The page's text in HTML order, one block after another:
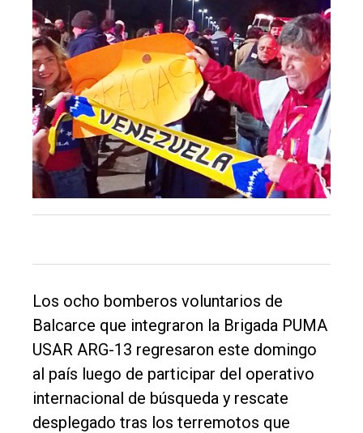
Balcarce
Inicio
Tendencia
Int.
General
Entrevistas
Rural
Deportes
Fúnebres
Edición
Empresa
Los ocho bomberos voluntarios de
Balcarce que integraron la Brigada PUMA
USAR ARG-13 regresaron este domingo
al país luego de participar del operativo
internacional de búsqueda y rescate
desplegado tras los terremotos que